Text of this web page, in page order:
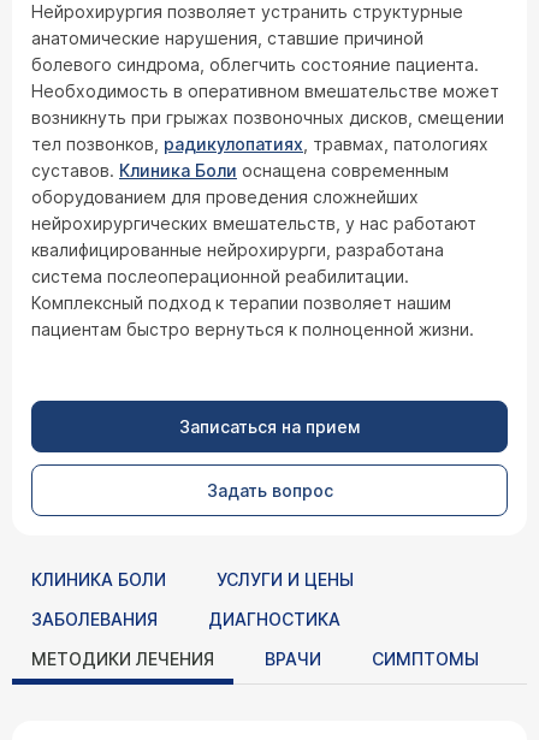
Нейрохирургия позволяет устранить структурные
анатомические нарушения, ставшие причиной
болевого синдрома, облегчить состояние пациента.
Необходимость в оперативном вмешательстве может
возникнуть при грыжах позвоночных дисков, смещении
тел позвонков, радикулопатиях , травмах, патологиях
суставов. Клиника Боли оснащена современным
оборудованием для проведения сложнейших
нейрохирургических вмешательств, у нас работают
квалифицированные нейрохирурги, разработана
система послеоперационной реабилитации.
Комплексный подход к терапии позволяет нашим
пациентам быстро вернуться к полноценной жизни.
Записаться на прием
Задать вопрос
КЛИНИКА БОЛИ
УСЛУГИ И ЦЕНЫ
ЗАБОЛЕВАНИЯ
ДИАГНОСТИКА
МЕТОДИКИ ЛЕЧЕНИЯ
ВРАЧИ СИМПТОМЫ